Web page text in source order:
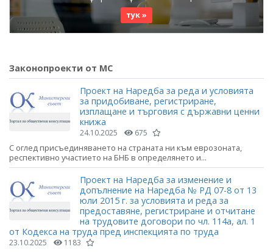
тук »
Законопроекти от МС
Проект на Наредба за реда и условията
за придобиване, регистриране,
изплащане и търговия с държавни ценни
книжа
24.10.2025 675
С оглед присъединяването на страната ни към еврозоната,
респективно участието на БНБ в определянето и...
Проект на Наредба за изменение и
допълнение на Наредба № РД 07-8 от 13
юли 2015 г. за условията и реда за
предоставяне, регистриране и отчитане
на трудовите договори по чл. 114а, ал. 1
от Кодекса на труда пред инспекцията по труда
23.10.2025 1183